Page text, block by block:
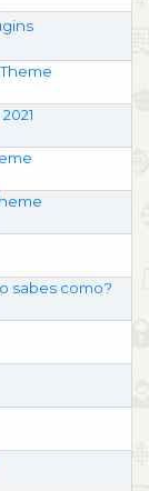
sabes como?